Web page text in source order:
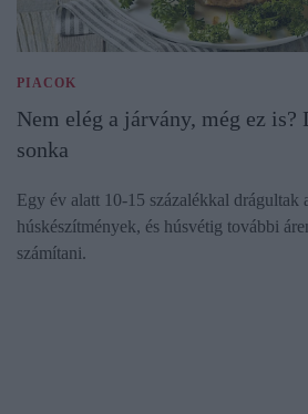
PIACOK
Nem elég a járvány, még ez is?
sonka
Egy év alatt 10-15 százalékkal drágultak
húskészítmények, és húsvétig további
számítani.